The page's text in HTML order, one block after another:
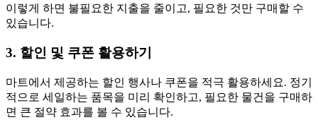
이렇게 하면 불필요한 지출을 줄이고, 필요한 것만 구매할 수
있습니다.
3. 할인 및 쿠폰 활용하기
마트에서 제공하는 할인 행사나 쿠폰을 적극 활용하세요. 정기
적으로 세일하는 품목을 미리 확인하고, 필요한 물건을 구매하
면 큰 절약 효과를 볼 수 있습니다.